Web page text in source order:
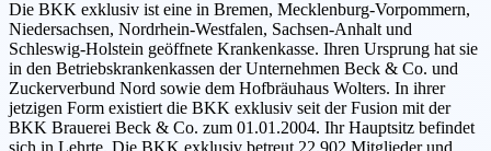
Die BKK exklusiv ist eine in Bremen, Mecklenburg-Vorpommern,
Niedersachsen, Nordrhein-Westfalen, Sachsen-Anhalt und
Schleswig-Holstein geöffnete Krankenkasse. Ihren Ursprung hat sie
in den Betriebskrankenkassen der Unternehmen Beck & Co. und
Zuckerverbund Nord sowie dem Hofbräuhaus Wolters. In ihrer
jetzigen Form existiert die BKK exklusiv seit der Fusion mit der
BKK Brauerei Beck & Co. zum 01.01.2004. Ihr Hauptsitz befindet
sich in Lehrte. Die BKK exklusiv betreut 22.902 Mitglieder und